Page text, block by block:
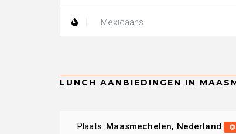
Mexicaans
Plaats: Maasmechelen, Nederland